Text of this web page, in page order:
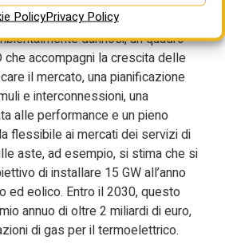
PolicyPrivacy Policy
invece, serve una riforma
dannosi, un quadro
accompagni la crescita delle
il mercato, una pianificazione
e interconnessioni, una
alle performance e un pieno
flessibile ai mercati dei servizi di
aste, ad esempio, si stima che si
di installare 15 GW all’anno
ed eolico. Entro il 2030, questo
annuo di oltre 2 miliardi di euro,
di gas per il termoelettrico.